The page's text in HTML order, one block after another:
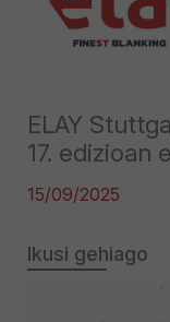
ELAY
17. edizioan
15/09/2025
Ikusi gehiago